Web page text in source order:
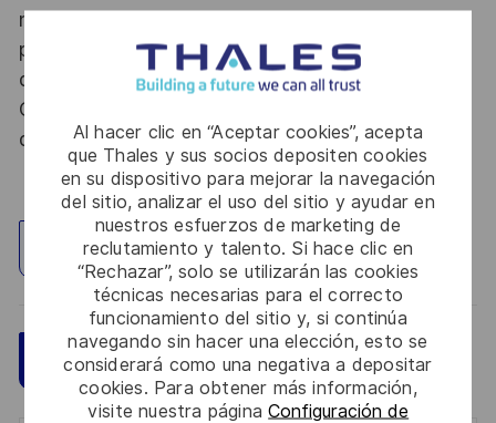
Al hacer clic en “Aceptar cookies”, acepta
que Thales y sus socios depositen cookies
en su dispositivo para mejorar la navegación
del sitio, analizar el uso del sitio y ayudar en
nuestros esfuerzos de marketing de
reclutamiento y talento. Si hace clic en
“Rechazar”, solo se utilizarán las cookies
técnicas necesarias para el correcto
funcionamiento del sitio y, si continúa
navegando sin hacer una elección, esto se
considerará como una negativa a depositar
cookies. Para obtener más información,
visite nuestra páginaConfiguración de
nationale, la personne retenue fera l'objet d'une
procédure d’habilitation, conformément aux
dispositions des articles R.2311-1 et suivants du
Code de la défense et de l’IGI 1300 SGDSN/PSE
du 09 août 2021.
Explorar ubicación
Aplicar ahora Guardar